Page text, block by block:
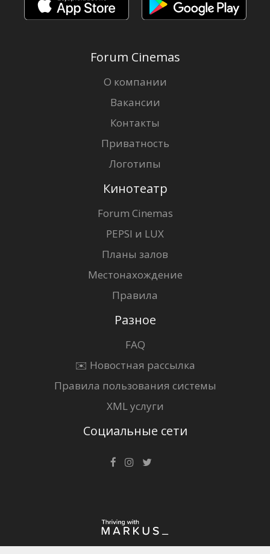
Forum Cinemas
О компании
Вакансии
Контакты
Приватность
Логотипы
Кинотеатр
Forum Cinemas
PEPSI и LUX
Планы залов
Местонахождение
Правила
Разное
FAQ
✉️ Новостная рассылка
Правила пользования системы
XML услуги
Социальные сети